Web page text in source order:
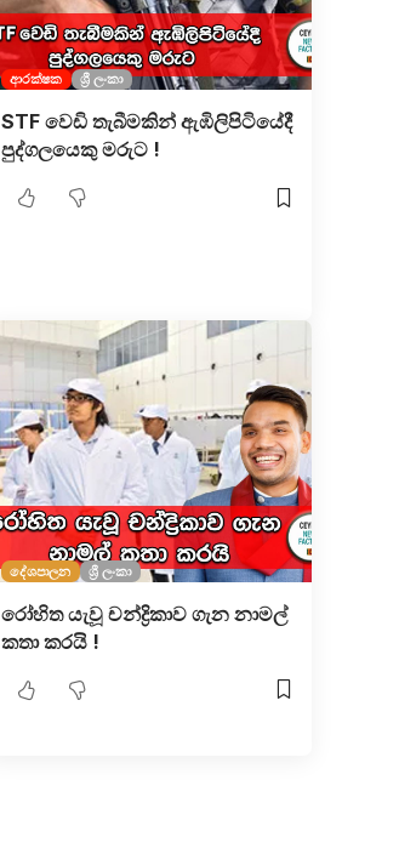
ආරක්ෂක ශ්‍රී ලංකා
STF වෙඩි තැබීමකින් ඇඹිලිපිටියේදී
පුද්ගලයෙකු මරුට !
දේශපාලන ශ්‍රී ලංකා
රෝහිත යැවූ චන්ද්‍රිකාව ගැන නාමල්
කතා කරයි !